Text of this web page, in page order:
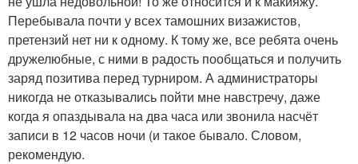
Перебывала почти у всех тамошних визажистов,
претензий нет ни к одному. К тому же, все ребята очень
дружелюбные, с ними в радость пообщаться и получить
заряд позитива перед турниром. А администраторы
никогда не отказывались пойти мне навстречу, даже
когда я опаздывала на два часа или звонила насчёт
записи в 12 часов ночи (и такое бывало. Словом,
рекомендую.